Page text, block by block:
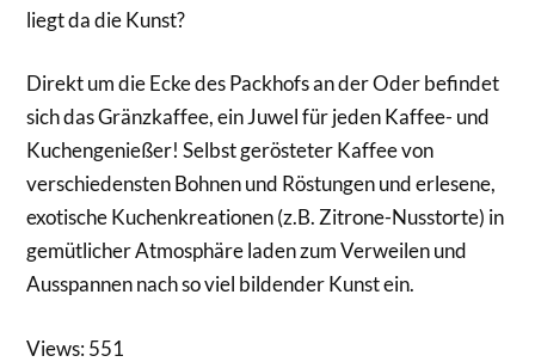
liegt da die Kunst?
Direkt um die Ecke des Packhofs an der Oder befindet
sich das Gränzkaffee, ein Juwel für jeden Kaffee- und
Kuchengenießer! Selbst gerösteter Kaffee von
verschiedensten Bohnen und Röstungen und erlesene,
exotische Kuchenkreationen (z.B. Zitrone-Nusstorte) in
gemütlicher Atmosphäre laden zum Verweilen und
Ausspannen nach so viel bildender Kunst ein.
Views: 551